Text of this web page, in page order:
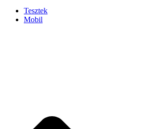
Tesztek
Mobil